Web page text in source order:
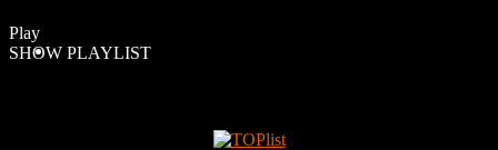
Play
SHOW PLAYLIST